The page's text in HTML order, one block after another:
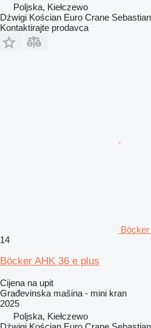
Poljska, Kiełczewo
Dźwigi Kościan Euro Crane
Kontaktirajte prodavca
14
Böcker AHK 36 e plus
Cijena na upit
Građevinska mašina - mini kran
2025
Poljska, Kiełczewo